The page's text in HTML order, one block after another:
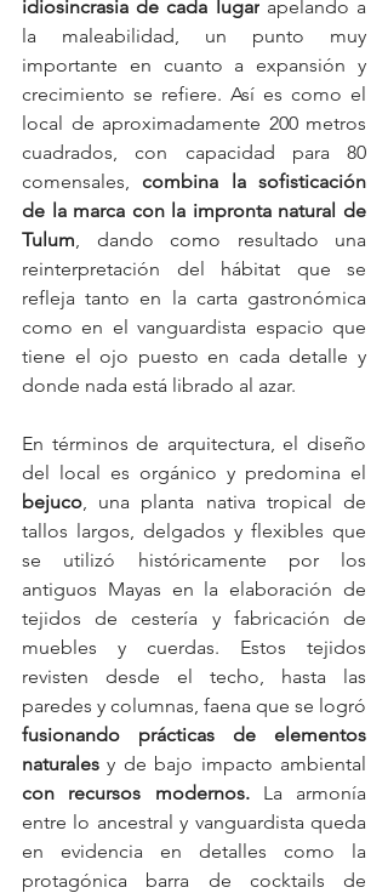
idiosincrasia de cada lugar apelando a
la maleabilidad, un punto muy
importante en cuanto a expansión y
crecimiento se refiere. Así es como el
local de aproximadamente 200 metros
cuadrados, con capacidad para 80
comensales, combina la sofisticación
de la marca con la impronta natural de
Tulum, dando como resultado una
reinterpretación del hábitat que se
refleja tanto en la carta gastronómica
como en el vanguardista espacio que
tiene el ojo puesto en cada detalle y
donde nada está librado al azar.
En términos de arquitectura, el diseño
bejuco, una planta nativa tropical de
tallos largos, delgados y flexibles que
se utilizó históricamente por los
antiguos Mayas en la elaboración de
tejidos de cestería y fabricación de
muebles y cuerdas. Estos tejidos
revisten desde el techo, hasta las
fusionando prácticas de elementos
naturales
con recursos modernos. La armonía
entre lo ancestral y vanguardista queda
en evidencia en detalles como la
protagónica barra de cocktails de